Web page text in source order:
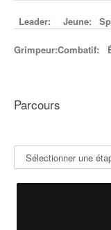
Leader: Jeune:
Grimpeur:Combatif:
Parcours